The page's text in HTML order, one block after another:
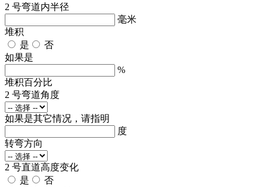
2 号弯道内半径
毫米
堆积
是
否
如果是
%
堆积百分比
2 号弯道角度
如果是其它情况，请指明
度
转弯方向
2 号直道高度变化
是
否